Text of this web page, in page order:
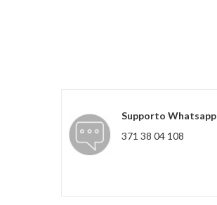
Supporto Whatsapp
371 38 04 108